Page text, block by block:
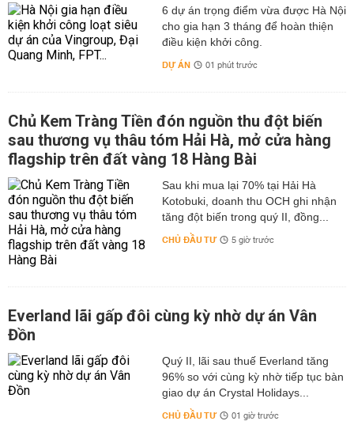
6 dự án trọng điểm vừa được Hà Nội
cho gia hạn 3 tháng để hoàn thiện
điều kiện khởi công.
DỰ ÁN 01 phút trước
Chủ Kem Tràng Tiền đón nguồn thu đột biến
sau thương vụ thâu tóm Hải Hà, mở cửa hàng
flagship trên đất vàng 18 Hàng Bài
Sau khi mua lại 70% tại Hải Hà
Kotobuki, doanh thu OCH ghi nhận
tăng đột biến trong quý II, đồng...
CHỦ ĐẦU TƯ 5 giờ trước
Everland lãi gấp đôi cùng kỳ nhờ dự án Vân
Đồn
Quý II, lãi sau thuế Everland tăng
96% so với cùng kỳ nhờ tiếp tục bàn
giao dự án Crystal Holidays...
CHỦ ĐẦU TƯ 01 giờ trước